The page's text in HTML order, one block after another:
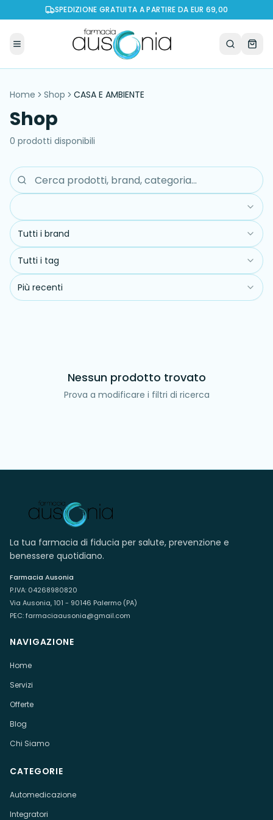
SPEDIZIONE GRATUITA A PARTIRE DA EUR 69,00
Home Shop CASA E AMBIENTE
Shop
0 prodotti disponibili
Tutti i brand
Tutti i tag
Più recenti
Nessun prodotto trovato
Prova a modificare i filtri di ricerca
La tua farmacia di fiducia per salute, prevenzione e
benessere quotidiano.
Farmacia Ausonia
P.IVA: 04268980820
Via Ausonia, 101 - 90146 Palermo (PA)
PEC:farmaciaausonia@gmail.com
NAVIGAZIONE
Home
Servizi
Offerte
Blog
Chi Siamo
CATEGORIE
Automedicazione
Integratori